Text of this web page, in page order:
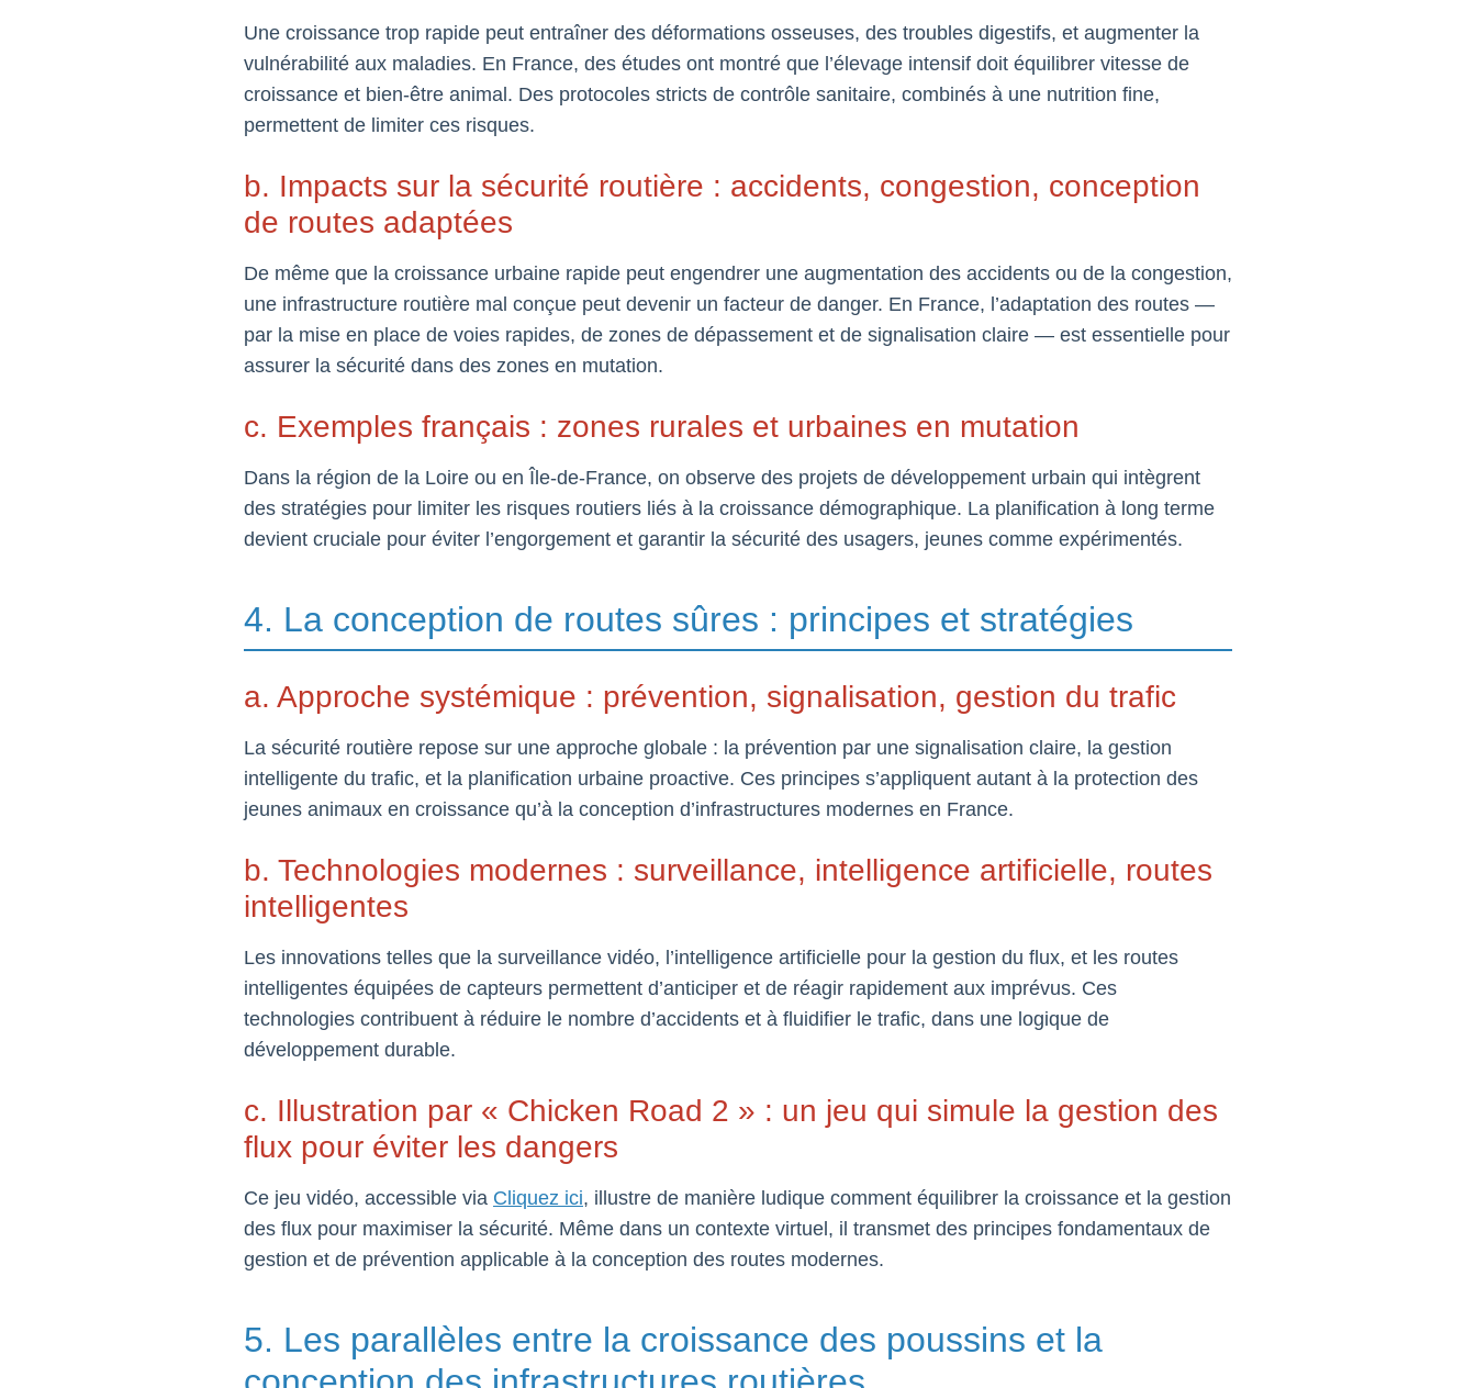
Une croissance trop rapide peut entraîner des déformations osseuses, des troubles digestifs, et augmenter la
vulnérabilité aux maladies. En France, des études ont montré que l’élevage intensif doit équilibrer vitesse de
croissance et bien-être animal. Des protocoles stricts de contrôle sanitaire, combinés à une nutrition fine,
permettent de limiter ces risques.
b. Impacts sur la sécurité routière : accidents, congestion, conception
de routes adaptées
De même que la croissance urbaine rapide peut engendrer une augmentation des accidents ou de la congestion,
une infrastructure routière mal conçue peut devenir un facteur de danger. En France, l’adaptation des routes —
par la mise en place de voies rapides, de zones de dépassement et de signalisation claire — est essentielle pour
assurer la sécurité dans des zones en mutation.
c. Exemples français : zones rurales et urbaines en mutation
Dans la région de la Loire ou en Île-de-France, on observe des projets de développement urbain qui intègrent
des stratégies pour limiter les risques routiers liés à la croissance démographique. La planification à long terme
devient cruciale pour éviter l’engorgement et garantir la sécurité des usagers, jeunes comme expérimentés.
4. La conception de routes sûres : principes et stratégies
a. Approche systémique : prévention, signalisation, gestion du trafic
La sécurité routière repose sur une approche globale : la prévention par une signalisation claire, la gestion
intelligente du trafic, et la planification urbaine proactive. Ces principes s’appliquent autant à la protection des
jeunes animaux en croissance qu’à la conception d’infrastructures modernes en France.
b. Technologies modernes : surveillance, intelligence artificielle, routes
intelligentes
Les innovations telles que la surveillance vidéo, l’intelligence artificielle pour la gestion du flux, et les routes
intelligentes équipées de capteurs permettent d’anticiper et de réagir rapidement aux imprévus. Ces
technologies contribuent à réduire le nombre d’accidents et à fluidifier le trafic, dans une logique de
développement durable.
c. Illustration par « Chicken Road 2 » : un jeu qui simule la gestion des
flux pour éviter les dangers
Ce jeu vidéo, accessible via Cliquez ici, illustre de manière ludique comment équilibrer la croissance et la gestion
des flux pour maximiser la sécurité. Même dans un contexte virtuel, il transmet des principes fondamentaux de
gestion et de prévention applicable à la conception des routes modernes.
5. Les parallèles entre la croissance des poussins et la